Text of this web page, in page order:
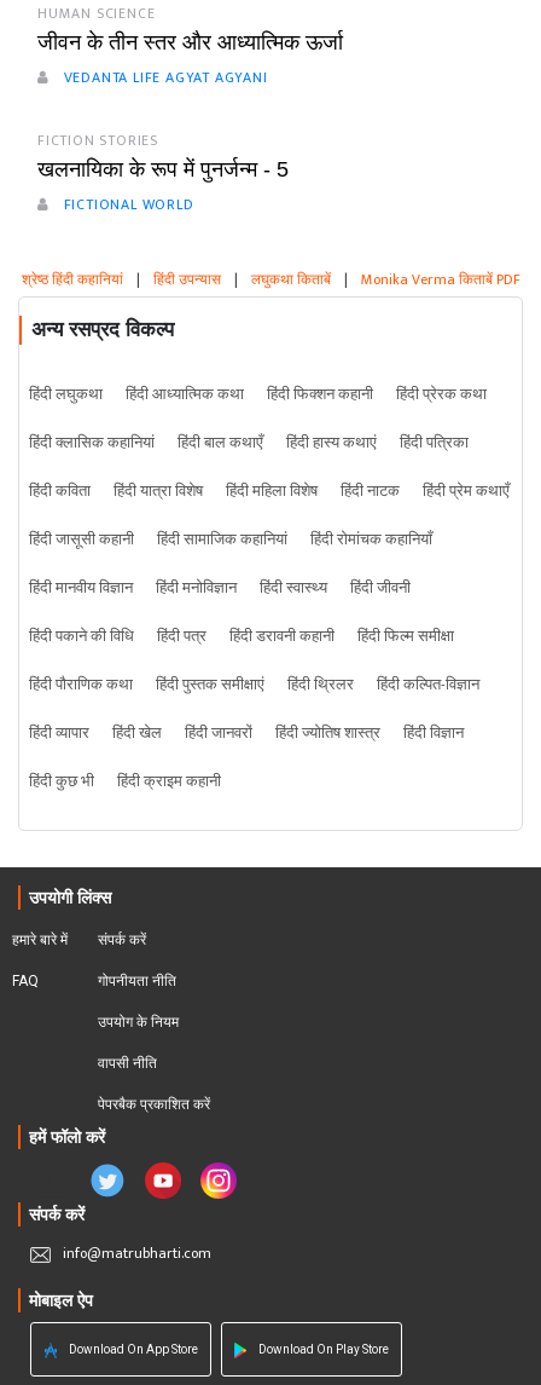
HUMAN SCIENCE
जीवन के तीन स्तर और आध्यात्मिक ऊर्जा
VEDANTA LIFE AGYAT AGYANI
FICTION STORIES
खलनायिका के रूप में पुनर्जन्म - 5
FICTIONAL WORLD
श्रेष्ठ हिंदी कहानियां | हिंदी उपन्यास | लघुकथा किताबें | Monika Verma किताबें PDF
अन्य रसप्रद विकल्प
हिंदी लघुकथा हिंदी आध्यात्मिक कथा हिंदी फिक्शन कहानी
हिंदी प्रेरक कथा
हिंदी क्लासिक कहानियां
हिंदी बाल कथाएँ हिंदी हास्य कथाएं
हिंदी पत्रिका
हिंदी कविता
हिंदी यात्रा विशेष हिंदी महिला विशेष हिंदी नाटक
हिंदी प्रेम कथाएँ
हिंदी जासूसी कहानी
हिंदी सामाजिक कहानियां
हिंदी रोमांचक कहानियाँ
हिंदी मानवीय विज्ञान
हिंदी मनोविज्ञान हिंदी स्वास्थ्य
हिंदी जीवनी
हिंदी पकाने की विधि
हिंदी पत्र हिंदी डरावनी कहानी
हिंदी फिल्म समीक्षा
हिंदी पौराणिक कथा
हिंदी पुस्तक समीक्षाएं हिंदी थ्रिलर
हिंदी कल्पित-विज्ञान
हिंदी व्यापार
हिंदी खेल हिंदी जानवरों हिंदी ज्योतिष शास्त्र
हिंदी विज्ञान
हिंदी कुछ भी
हिंदी क्राइम कहानी
उपयोगी लिंक्स
हमारे बारे में
FAQ
संपर्क करें
गोपनीयता नीति
उपयोग के नियम
वापसी नीति
पेपरबैक प्रकाशित करें
हमें फॉलो करें
संपर्क करें
info@matrubharti.com
मोबाइल ऐप
Download On App Store Download On Play Store